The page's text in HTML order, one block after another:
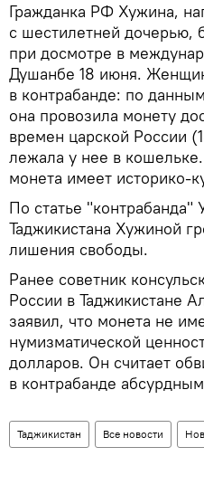
Гражданка РФ Хужина,
с шестилетней дочерью,
при досмотре в
Душанбе 18 июня.
в контрабанде: по
она провозила монету
времен царской России
лежала у нее в кошельке.
монета имеет историко-
По статье "контрабанда"
Таджикистана Хужиной
лишения свободы.
Ранее советник
России в Таджикистане
заявил, что монета не
нумизматической
долларов. Он считает
в контрабанде
Таджикистан Все новости